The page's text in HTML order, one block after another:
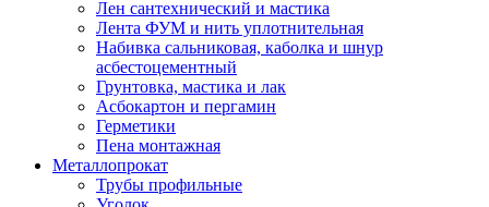
Лен сантехнический и мастика
Лента ФУМ и нить уплотнительная
Набивка сальниковая, каболка и шнур
асбестоцементный
Грунтовка, мастика и лак
Асбокартон и пергамин
Герметики
Пена монтажная
Металлопрокат
Трубы профильные